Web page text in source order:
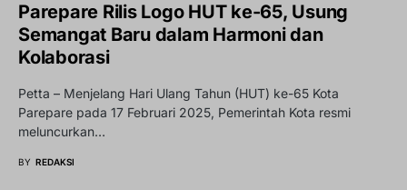
Parepare Rilis Logo HUT ke-65, Usung
Semangat Baru dalam Harmoni dan
Kolaborasi
Petta – Menjelang Hari Ulang Tahun (HUT) ke-65 Kota
Parepare pada 17 Februari 2025, Pemerintah Kota resmi
meluncurkan…
BY REDAKSI